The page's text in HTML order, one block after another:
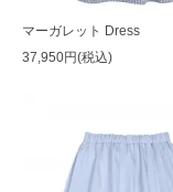
マーガレット Dress
37,950円(税込)